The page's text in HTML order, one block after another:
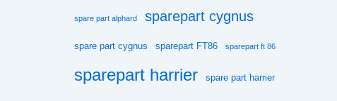
spare part alphard sparepart cygnus
spare part cygnus sparepart FT86 sparepart ft 86
sparepart harrier spare part harrier